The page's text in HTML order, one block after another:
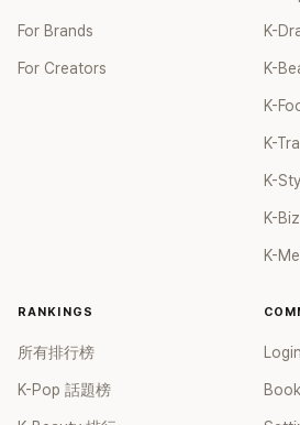
For Brands
For Creators
K-
K-
K-
K-
K-
K-Biz
K-
RANKINGS
所有排行榜
K-Pop 話題榜
Login